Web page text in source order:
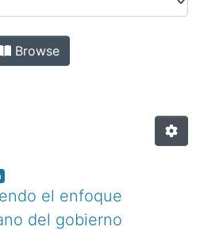
by Subject
Browse
el enfoque
del gobierno